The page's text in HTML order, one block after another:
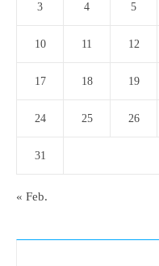
3 4 5
10 11 12
17 18 19
24 25 26
31
« Feb.